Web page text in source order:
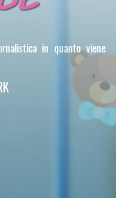
in quanto viene